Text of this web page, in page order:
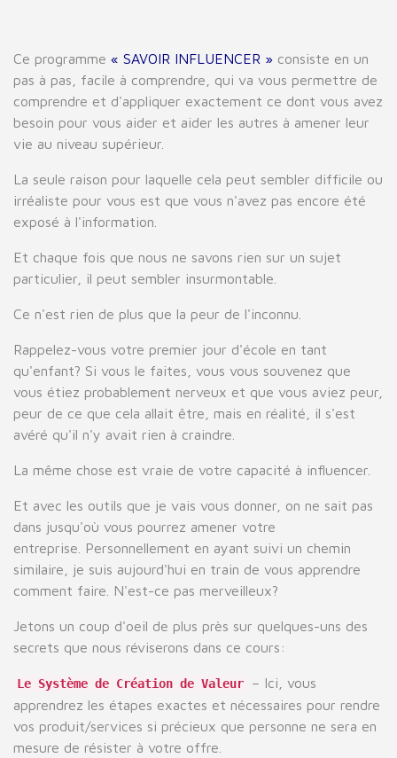
Ce programme « SAVOIR INFLUENCER » consiste en un
pas à pas, facile à comprendre, qui va vous permettre de
comprendre et d'appliquer exactement ce dont vous avez
besoin pour vous aider et aider les autres à amener leur
vie au niveau supérieur.
La seule raison pour laquelle cela peut sembler difficile ou
irréaliste pour vous est que vous n'avez pas encore été
exposé à l'information.
Et chaque fois que nous ne savons rien sur un sujet
particulier, il peut sembler insurmontable.
Ce n'est rien de plus que la peur de l'inconnu.
Rappelez-vous votre premier jour d'école en tant
qu'enfant? Si vous le faites, vous vous souvenez que
vous étiez probablement nerveux et que vous aviez peur,
peur de ce que cela allait être, mais en réalité, il s'est
avéré qu'il n'y avait rien à craindre.
La même chose est vraie de votre capacité à influencer.
Et avec les outils que je vais vous donner, on ne sait pas
dans jusqu'où vous pourrez amener votre
entreprise. Personnellement en ayant suivi un chemin
similaire, je suis aujourd'hui en train de vous apprendre
comment faire. N'est-ce pas merveilleux?
Jetons un coup d'oeil de plus près sur quelques-uns des
secrets que nous réviserons dans ce cours:
Le Système de Création de Valeur
– Ici, vous
apprendrez les étapes exactes et nécessaires pour rendre
vos produit/services si précieux que personne ne sera en
mesure de résister à votre offre.